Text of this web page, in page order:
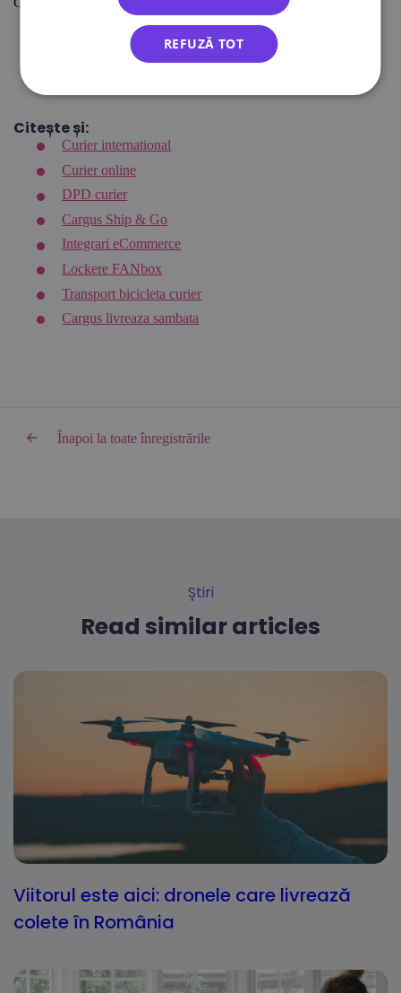
Firme de curierat disponibile pe test.ecolet.ro/wp/
Cum alegeți curierul cel mai potrivit pentru afacerea
dumneavoastră?
Citește și:
Curier international
Curier online
DPD curier
Cargus Ship & Go
Integrari eCommerce
Lockere FANbox
Transport bicicleta curier
Cargus livreaza sambata
Înapoi la toate înregistrările
Știri
Read similar articles
Viitorul este aici: dronele care livrează
colete în România
REFUZĂ TOT